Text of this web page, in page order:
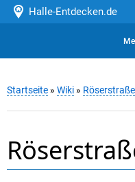
Halle-Entdecken.de
Startseite » Wiki » Röserstraße